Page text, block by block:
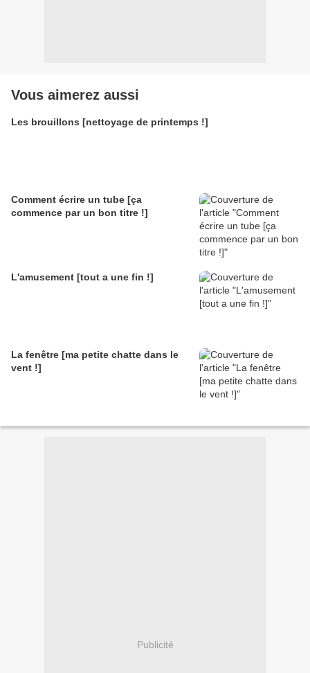
Vous aimerez aussi
Les brouillons [nettoyage de printemps !]
Comment écrire un tube [ça
commence par un bon titre !]
L'amusement [tout a une fin !]
La fenêtre [ma petite chatte dans le
vent !]
Publicité